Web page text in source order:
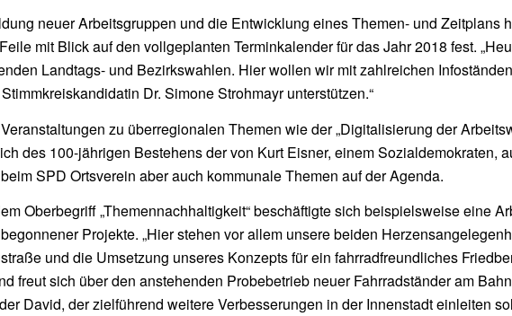
neuer Arbeitsgruppen und die Entwicklung eines Themen- und Zeitplans
mit Blick auf den vollgeplanten Terminkalender für das Jahr 2018 fest.
Landtags- und Bezirkswahlen. Hier wollen wir mit zahlreichen
Dr. Simone Strohmayr unterstützen.“
zu überregionalen Themen wie der „Digitalisierung der
des 100-jährigen Bestehens der von Kurt Eisner, einem Sozialdemokraten,
SPD Ortsverein aber auch kommunale Themen auf der Agenda.
Oberbegriff „Themennachhaltigkeit“ beschäftigte sich beispielsweise eine
Projekte. „Hier stehen vor allem unsere beiden
und die Umsetzung unseres Konzepts für ein fahrradfreundliches
freut sich über den anstehenden Probebetrieb neuer Fahrradständer am
David, der zielführend weitere Verbesserungen in der Innenstadt einleiten